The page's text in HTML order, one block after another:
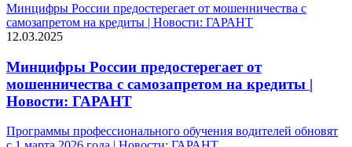
Минцифры России предостерегает от мошенничества с
самозапретом на кредиты | Новости: ГАРАНТ
12.03.2025
Минцифры России предостерегает от
мошенничества с самозапретом на кредиты |
Новости: ГАРАНТ
Программы профессионального обучения водителей обновят